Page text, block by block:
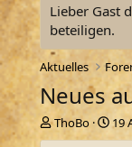
Lieber Gast
beteiligen.
Aktuelles
Neues
E
r
ThoBo
E
r
19